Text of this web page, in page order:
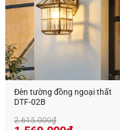
Đèn tường đồng ngoại thất
DTF-02B
2.615.000₫